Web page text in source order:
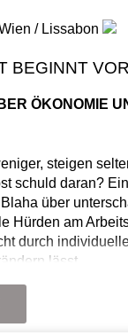
/ Lissabon
BEGINNT
ÖKONOMIE
steigen
schuld daran?
über
Hürden am
durch
lässt.